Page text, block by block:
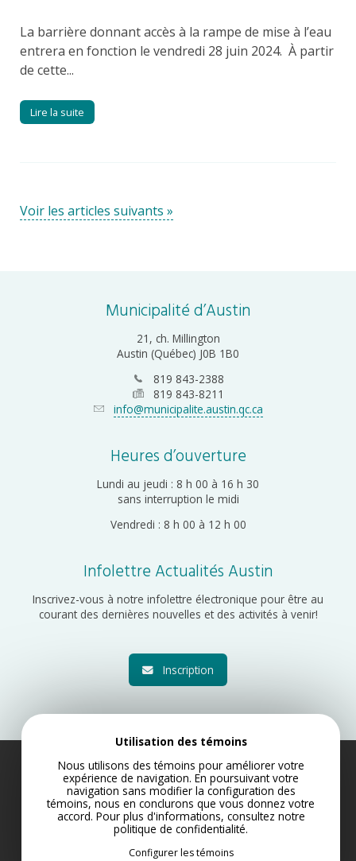
La barrière donnant accès à la rampe de mise à l’eau
entrera en fonction le vendredi 28 juin 2024. À partir
de cette...
Lire la suite
Voir les articles suivants »
Municipalité d’Austin
21, ch. Millington
Austin (Québec) J0B 1B0
819 843-2388
819 843-8211
info@municipalite.austin.qc.ca
Heures d’ouverture
Lundi au jeudi : 8 h 00 à 16 h 30
sans interruption le midi
Vendredi : 8 h 00 à 12 h 00
Infolettre Actualités Austin
Inscrivez-vous à notre infolettre électronique pour être au
courant des dernières nouvelles et des activités à venir!
Inscription
Municipalité d’Austin 2022
Plan du site
Politique de confidentialité
Conception Web par Lotus Marketing
Utilisation des témoins
Nous utilisons des témoins pour améliorer votre
expérience de navigation. En poursuivant votre
navigation sans modifier la configuration des
témoins, nous en conclurons que vous donnez votre
accord. Pour plus d'informations, consultez notre
politique de confidentialité.
Configurer les témoins